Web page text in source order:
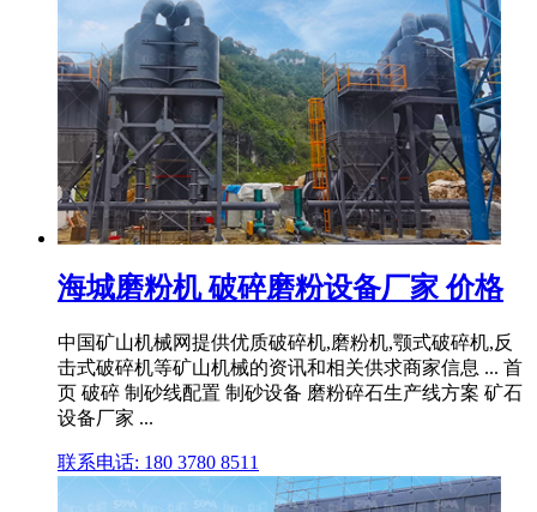
海城磨粉机 破碎磨粉设备厂家 价格
中国矿山机械网提供优质破碎机,磨粉机,颚式破碎机,反
击式破碎机等矿山机械的资讯和相关供求商家信息 ... 首
页 破碎 制砂线配置 制砂设备 磨粉碎石生产线方案 矿石
设备厂家 ...
联系电话: 180 3780 8511